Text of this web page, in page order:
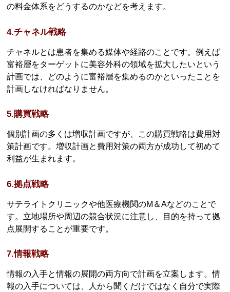
の料金体系をどうするのかなどを考えます。
4.チャネル戦略
チャネルとは患者を集める媒体や経路のことです。例えば
富裕層をターゲットに美容外科の領域を拡大したいという
計画では、どのように富裕層を集めるのかといったことを
計画しなければなりません。
5.購買戦略
個別計画の多くは増収計画ですが、この購買戦略は費用対
策計画です。増収計画と費用対策の両方が成功して初めて
利益が生まれます。
6.拠点戦略
サテライトクリニックや他医療機関のM＆Aなどのことで
す。立地場所や周辺の競合状況に注意し、目的を持って拠
点展開することが重要です。
7.情報戦略
情報の入手と情報の展開の両方向で計画を立案します。情
報の入手については、人から聞くだけではなく自分で実際